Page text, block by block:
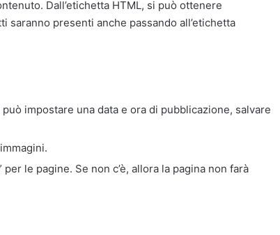
Dall’etichetta HTML, si può ottenere
saranno presenti anche passando all’etichetta
impostare una data e ora di pubblicazione, salvare
le pagine. Se non c’è, allora la pagina non farà